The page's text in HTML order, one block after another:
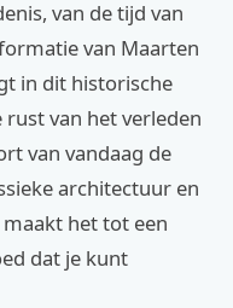
van de tijd van
van Maarten
in dit historische
rust van het verleden
van vandaag de
architectuur en
het tot een
dat je kunt